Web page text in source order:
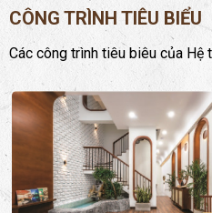
Biệt thự Tp. Hồ Chí Minh